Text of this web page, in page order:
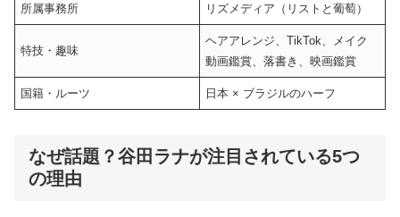
所属事務所 リズメディア（リストと葡萄）
特技・趣味
ヘアアレンジ、TikTok、メイク
動画鑑賞、落書き、映画鑑賞
国籍・ルーツ 日本 × ブラジルのハーフ
なぜ話題？谷田ラナが注目されている5つ
の理由